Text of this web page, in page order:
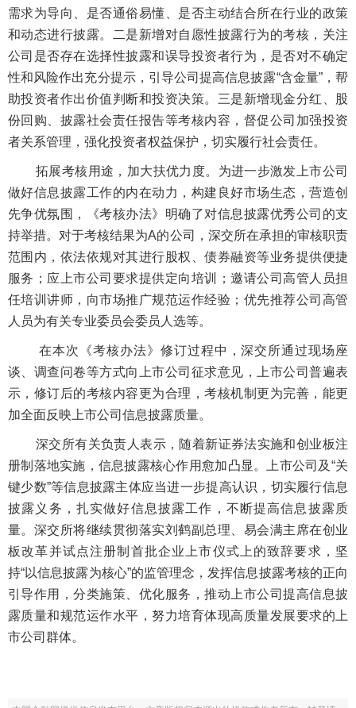
需求为导向、是否通俗易懂、是否主动结合所在行业的政策
和动态进行披露。二是新增对自愿性披露行为的考核，关注
公司是否存在选择性披露和误导投资者行为，是否对不确定
性和风险作出充分提示，引导公司提高信息披露“含金量”，帮
助投资者作出价值判断和投资决策。三是新增现金分红、股
份回购、披露社会责任报告等考核内容，督促公司加强投资
者关系管理，强化投资者权益保护，切实履行社会责任。
拓展考核用途，加大扶优力度。为进一步激发上市公司
做好信息披露工作的内在动力，构建良好市场生态，营造创
先争优氛围，《考核办法》明确了对信息披露优秀公司的支
持举措。对于考核结果为A的公司，深交所在承担的审核职责
范围内，依法依规对其进行股权、债券融资等业务提供便捷
服务；应上市公司要求提供定向培训；邀请公司高管人员担
任培训讲师，向市场推广规范运作经验；优先推荐公司高管
人员为有关专业委员会委员人选等。
在本次《考核办法》修订过程中，深交所通过现场座
谈、调查问卷等方式向上市公司征求意见，上市公司普遍表
示，修订后的考核内容更为合理，考核机制更为完善，能更
加全面反映上市公司信息披露质量。
深交所有关负责人表示，随着新证券法实施和创业板注
册制落地实施，信息披露核心作用愈加凸显。上市公司及“关
键少数”等信息披露主体应当进一步提高认识，切实履行信息
披露义务，扎实做好信息披露工作，不断提高信息披露质
量。深交所将继续贯彻落实刘鹤副总理、易会满主席在创业
板改革并试点注册制首批企业上市仪式上的致辞要求，坚
持“以信息披露为核心”的监管理念，发挥信息披露考核的正向
引导作用，分类施策、优化服务，推动上市公司提高信息披
露质量和规范运作水平，努力培育体现高质量发展要求的上
市公司群体。